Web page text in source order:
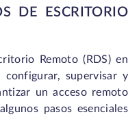
DE ESCRITORIO
Remoto (RDS) en
supervisar y
un acceso remoto
pasos esenciales